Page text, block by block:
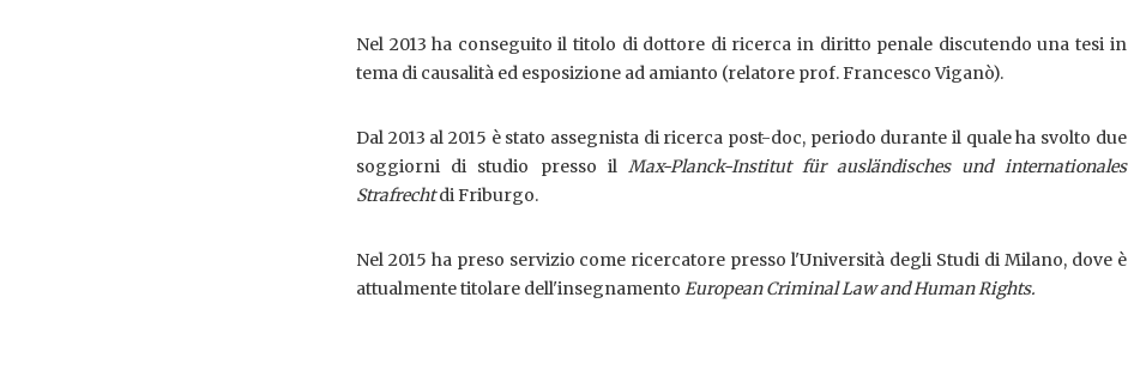
Nel 2013 ha conseguito il titolo di dottore di ricerca in diritto penale discutendo una tesi in
tema di causalità ed esposizione ad amianto (relatore prof. Francesco Viganò).
Dal 2013 al 2015 è stato assegnista di ricerca post-doc, periodo durante il quale ha svolto due
soggiorni di studio presso il Max-Planck-Institut für ausländisches und internationales
Strafrechtdi Friburgo.
Nel 2015 ha preso servizio come ricercatore presso l'Università degli Studi di Milano, dove è
attualmente titolare dell'insegnamento European Criminal Law and Human Rights.